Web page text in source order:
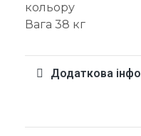
кольору
Вага 38 кг
Додаткова